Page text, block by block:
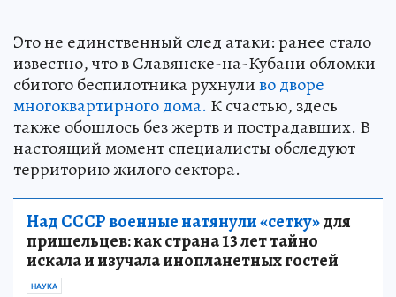
Это не единственный след атаки: ранее стало
известно, что в Славянске-на-Кубани обломки
сбитого беспилотника рухнуливо дворе
многоквартирного дома. К счастью, здесь
также обошлось без жертв и пострадавших. В
настоящий момент специалисты обследуют
территорию жилого сектора.
Над СССР военные натянули «сетку»для
пришельцев: как страна 13 лет тайно
искала и изучала инопланетных гостей
НАУКА